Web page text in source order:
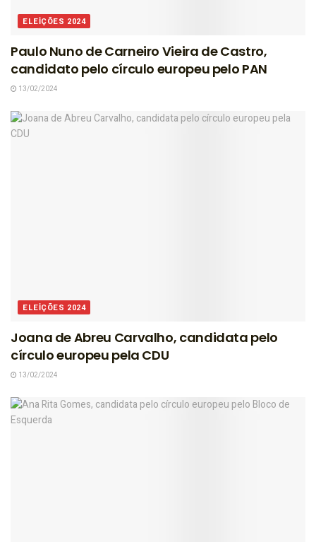
ELEIÇÕES 2024
Paulo Nuno de Carneiro Vieira de Castro,
candidato pelo círculo europeu pelo PAN
13/02/2024
ELEIÇÕES 2024
Joana de Abreu Carvalho, candidata pelo
círculo europeu pela CDU
13/02/2024